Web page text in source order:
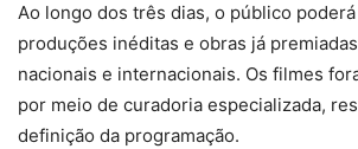
Ao longo dos três dias, o público
produções inéditas e obras já
nacionais e internacionais. Os filmes
por meio de curadoria especializada,
definição da programação.